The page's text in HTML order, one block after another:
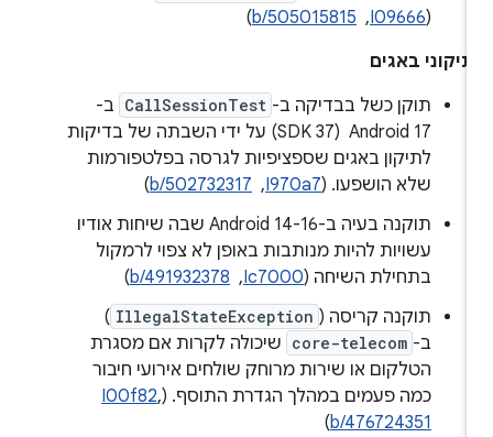
I09666
, ‏
b/505015815
)
באגים
תוקן כשל בבדיקה ב- CallSessionTest ב-
Android 17 ‏ (SDK 37) על ידי השבתה של בדיקות
לתיקון באגים שספציפיות לגרסה בפלטפורמות
שלא הושפעו. ‫( I970a7
, ‏
b/502732317
)
תוקנה בעיה ב-Android 14-16 שבה שיחות אודיו
עשויות להיות מנותבות באופן לא צפוי לרמקול
בתחילת השיחה (Ic7000
, ‏
b/491932378
)
תוקנה קריסה ( IllegalStateException
)
core-telecom שיכולה לקרות אם מסגרת
הטלקום או שירות מרוחק שולחים אירועי חיבור
כמה פעמים במהלך הגדרת התוסף. ( I00f82,
b/476724351
)